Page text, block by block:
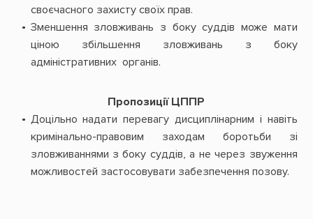
своєчасного захисту своїх прав.
Зменшення зловживань з боку суддів може мати
ціною збільшення зловживань з боку
адміністративних органів.
Пропозиції ЦППР
Доцільно надати перевагу дисциплінарним і навіть
кримінально-правовим заходам боротьби зі
зловживаннями з боку суддів, а не через звуження
можливостей застосовувати забезпечення позову.